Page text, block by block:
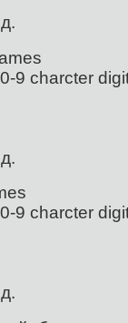
charcter
charcter